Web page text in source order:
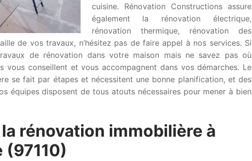
cuisine. Rénovation Constructions assure
également la rénovation électrique,
rénovation thermique, rénovation des
de vos travaux, n’hésitez pas de faire appel à nos services. Si
de rénovation dans votre maison mais ne savez pas où
vous conseillent et vous accompagnent dans vos démarches. Le
se fait par étapes et nécessitent une bonne planification, et des
équipes disposent de tous atouts nécessaires pour mener à bien
rénovation immobilière à